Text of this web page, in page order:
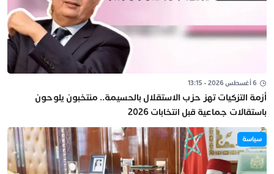
6 أغسطس 2026 - 13:15
أزمة التزكيات تهز حزب الاستقلال بالحسيمة.. منتخبون يلوحون
باستقالات جماعية قبل انتخابات 2026
سياسة